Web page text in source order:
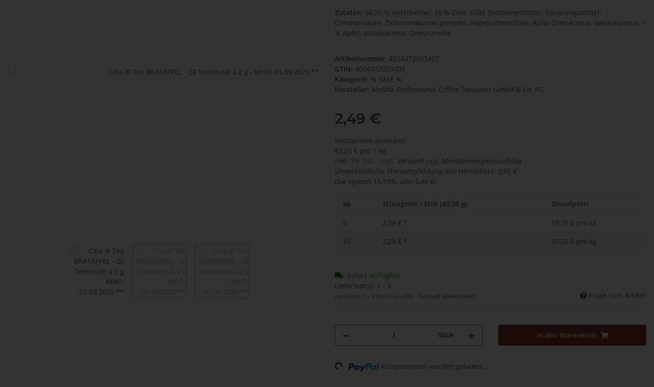
Zutaten: 56,25 % Apfeltrester, 10 % Zimt, süße Brombeerblätter, Säuerungsmittel:
Citronensäure, Zichorienwurzel geröstet, Hagebuttenschale, Apfel-Zimt-Aroma, Gebäckaroma, 1
% Apfel, Vanillearoma, Gewürznelke
Artikelnummer: 4024472053407
GTIN: 4024472053407
Kategorie: % SALE %
Hersteller: Melitta Professional Coffee Solutions GmbH & Co. KG
2,49 €
Nettopreise anzeigen
62,25 € pro 1 kg
inkl. 7% USt. , zzgl. Versand zzgl.
Mindermengenzuschlag
Unverbindliche Preisempfehlung des Herstellers: 2,95 €
(Sie sparen 15.59%, also 0,46 €)
ab Stückpreis / Stck (40,00 g) Grundpreis
5 2,39 € *
59,75 € pro kg
10
2,29 € * 57,25 € pro kg
Sofort verfügbar
Lieferstatus: 1 - 3
Lieferzeit: 1 - 3 Werktage (DE - Ausland abweichend) Frage zum Artikel
Stck In den Warenkorb
Loading... Komponenten werden geladen ...